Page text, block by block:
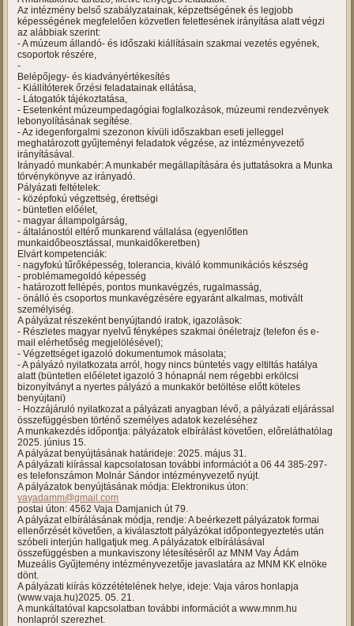
Az intézmény belső szabályzatainak, képzettségének és legjobb
képességének megfelelően közvetlen felettesének irányítása alatt végzi
az alábbiak szerint:
- A múzeum állandó- és időszaki kiállításain szakmai vezetés egyének,
csoportok részére,
-
Belépőjegy- és kiadványértékesítés
- Kiállítóterek őrzési feladatainak ellátása,
- Látogatók tájékoztatása,
- Esetenként múzeumpedagógiai foglalkozások, múzeumi rendezvények
lebonyolításának segítése.
- Az idegenforgalmi szezonon kívüli időszakban eseti jelleggel
meghatározott gyűjteményi feladatok végzése, az intézményvezető
irányításával.
Irányadó munkabér: A munkabér megállapítására és juttatásokra a Munka
törvénykönyve az irányadó.
Pályázati feltételek:
- középfokú végzettség, érettségi
- büntetlen előélet,
- magyar állampolgárság,
- általánostól eltérő munkarend vállalása (egyenlőtlen
munkaidőbeosztással, munkaidőkeretben)
Elvárt kompetenciák:
- nagyfokú tűrőképesség, tolerancia, kiváló kommunikációs készség
- problémamegoldó képesség
- határozott fellépés, pontos munkavégzés, rugalmasság,
- önálló és csoportos munkavégzésére egyaránt alkalmas, motivált
személyiség.
A pályázat részeként benyújtandó iratok, igazolások:
- Részletes magyar nyelvű fényképes szakmai önéletrajz (telefon és e-
mail elérhetőség megjelölésével);
- Végzettséget igazoló dokumentumok másolata;
- A pályázó nyilatkozata arról, hogy nincs büntetés vagy eltiltás hatálya
alatt (büntetlen előéletet igazoló 3 hónapnál nem régebbi erkölcsi
bizonyítványt a nyertes pályázó a munkakör betöltése előtt köteles
benyújtani)
- Hozzájáruló nyilatkozat a pályázati anyagban lévő, a pályázati eljárással
összefüggésben történő személyes adatok kezeléséhez
A munkakezdés időpontja: pályázatok elbírálást követően, előreláthatólag
2025. június 15.
A pályázat benyújtásának határideje: 2025. május 31.
A pályázati kiírással kapcsolatosan további információt a 06 44 385-297-
es telefonszámon Molnár Sándor intézményvezető nyújt.
A pályázatok benyújtásának módja: Elektronikus úton:
vayadamm@gmail.com
postai úton: 4562 Vaja Damjanich út 79.
A pályázat elbírálásának módja, rendje: A beérkezett pályázatok formai
ellenőrzését követően, a kiválasztott pályázókat időpontegyeztetés után
szóbeli interjún hallgatjuk meg. A pályázatok elbírálásával
összefüggésben a munkaviszony létesítéséről az MNM Vay Ádám
Muzeális Gyűjtemény intézményvezetője javaslatára az MNM KK elnöke
dönt.
A pályázati kiírás közzétételének helye, ideje: Vaja város honlapja
(www.vaja.hu)2025. 05. 21.
A munkáltatóval kapcsolatban további információt a www.mnm.hu
honlapról szerezhet.